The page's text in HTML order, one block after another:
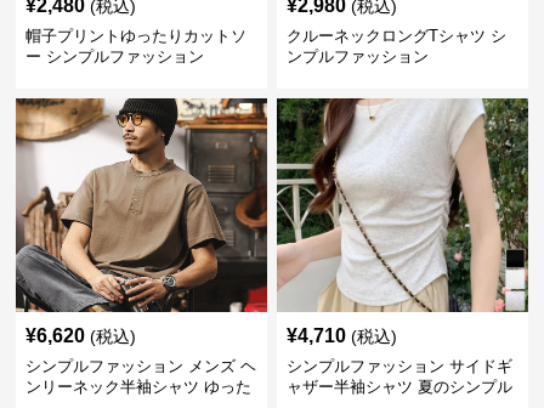
¥2,480 (税込)
帽子プリントゆったりカットソ
ー シンプルファッション
¥2,980 (税込)
クルーネックロングTシャツ シ
ンプルファッション
¥6,620 (税込)
シンプルファッション メンズ ヘ
ンリーネック半袖シャツ ゆった
¥4,710 (税込)
シンプルファッション サイドギ
ャザー半袖シャツ 夏のシンプル